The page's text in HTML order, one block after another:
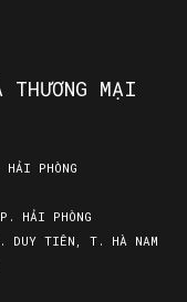
THƯƠNG MẠI
PHÒNG
HẢI PHÒNG
DUY TIÊN, T. HÀ NAM